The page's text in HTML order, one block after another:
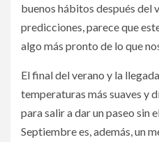
buenos hábitos después del
predicciones, parece que
algo más pronto de lo que
El final del verano y la
temperaturas más suaves y
para salir a dar un paseo sin
Septiembre es, además, un